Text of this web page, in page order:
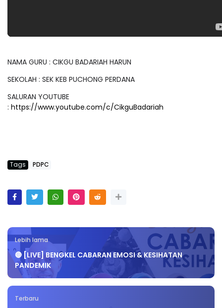
NAMA GURU : CIKGU BADARIAH HARUN
SEKOLAH : SEK KEB PUCHONG PERDANA
SALURAN YOUTUBE
: https://www.youtube.com/c/CikguBadariah
Tags PDPC
Lebih lama
🔴 [LIVE] BENGKEL CABARAN EMOSI & KESIHATAN
PANDEMIK
Terbaru